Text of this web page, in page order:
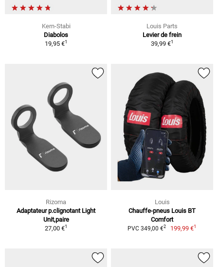
Kern-Stabi
Diabolos
19,95 €1
Louis Parts
Levier de frein
39,99 €1
Rizoma
Adaptateur p.clignotant Light
Unit,paire
27,00 €1
Louis
Chauffe-pneus Louis BT
Comfort
PVC 349,00 €2 199,99 €1